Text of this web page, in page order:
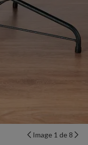
Image 1 de 8